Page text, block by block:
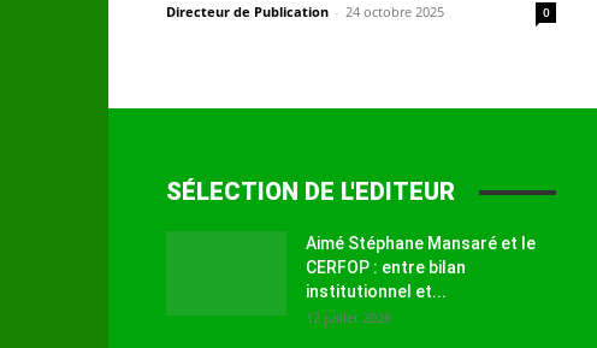
Directeur de Publication - 24 octobre 2025 0
SÉLECTION DE L'EDITEUR
Aimé Stéphane Mansaré et le
CERFOP : entre bilan
institutionnel et...
12 juillet 2026